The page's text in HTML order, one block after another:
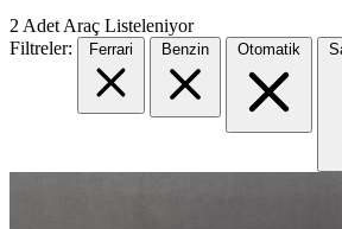
2 Adet Araç Listeleniyor
Filtreler:
Ferrari Benzin Otomatik